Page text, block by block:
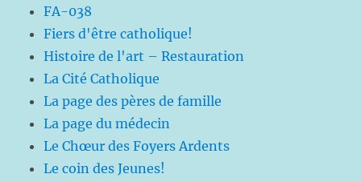
FA-038
Fiers d'être catholique!
Histoire de l'art – Restauration
La Cité Catholique
La page des pères de famille
La page du médecin
Le Chœur des Foyers Ardents
Le coin des Jeunes!